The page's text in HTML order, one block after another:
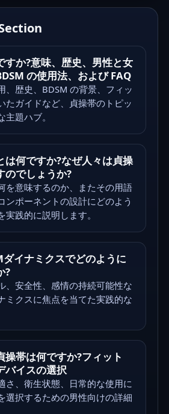
すか?意味、歴史、男性と女
の使用法、および FAQ
、歴史、BDSM の背景、フィッ
たガイドなど、貞操帯のトピッ
題ハブ。
は何ですか?なぜ人々は貞操
のでしょうか?
を意味するのか、またその用語
ンポーネントの設計にどのよう
実践的に説明します。
ダイナミクスでどのように
?
、安全性、感情の持続可能性な
ミクスに焦点を当てた実践的な
操帯は何ですか?フィット
バイスの選択
さ、衛生状態、日常的な使用に
選択するための男性向けの詳細